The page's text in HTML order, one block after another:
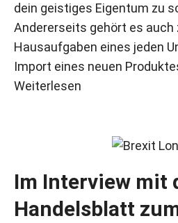
dein geistiges Eigentum zu
Andererseits gehört es auch
Hausaufgaben eines jeden
Import eines neuen
Weiterlesen
Im Interview mit
Handelsblatt